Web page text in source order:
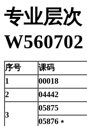
专业
W560702
序号 课码
1
2
04442
3
05875
05876 ﹡